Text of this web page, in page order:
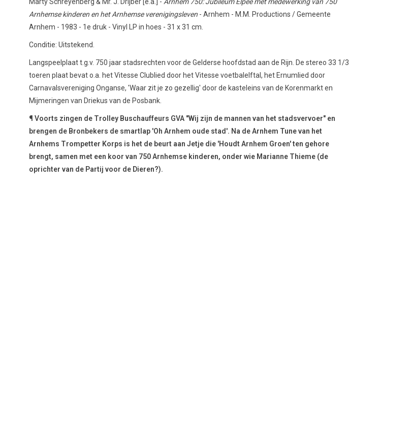
Arnhemse kinderen en het Arnhemse verenigingsleven- Arnhem - M.M. Productions / Gemeente
Arnhem - 1983 - 1e druk - Vinyl LP in hoes - 31 x 31 cm.
Conditie: Uitstekend.
Langspeelplaat t.g.v. 750 jaar stadsrechten voor de Gelderse hoofdstad aan de Rijn. De stereo 33 1/3
toeren plaat bevat o.a. het Vitesse Clublied door het Vitesse voetbalelftal, het Ernumlied door
Carnavalsvereniging Onganse, 'Waar zit je zo gezellig' door de kasteleins van de Korenmarkt en
Mijmeringen van Driekus van de Posbank.
¶ Voorts zingen de Trolley Buschauffeurs GVA "Wij zijn de mannen van het stadsvervoer" en
brengen de Bronbekers de smartlap 'Oh Arnhem oude stad'. Na de Arnhem Tune van het
Arnhems Trompetter Korps is het de beurt aan Jetje die 'Houdt Arnhem Groen' ten gehore
brengt, samen met een koor van 750 Arnhemse kinderen, onder wie Marianne Thieme (de
oprichter van de Partij voor de Dieren?).